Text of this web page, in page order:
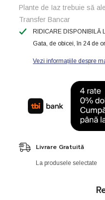
Plante de Iaz trebuie să
Transfer Bancar
RIDICARE DISPONIBILĂ
Gata, de obicei, în 24 de
Vezi informațiile despre
Livrare Gratuită
La produsele selectate